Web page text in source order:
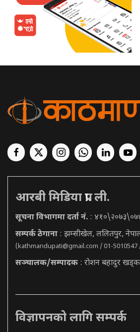
आरबी मिडिया प्रा. ली.
सूचना विभागमा दर्ता नं. :
सम्पर्क ठेगाना : झम्सीखेल, ललितपुर,
(kathmandupati@gmail.com / 01-5010547
सञ्चालक/सम्पादक : रोशन बहादुर
विज्ञापनको लागि सम्पर्क